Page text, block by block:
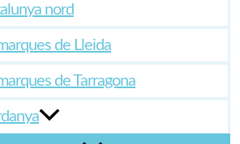
nord
de Lleida
de Tarragona